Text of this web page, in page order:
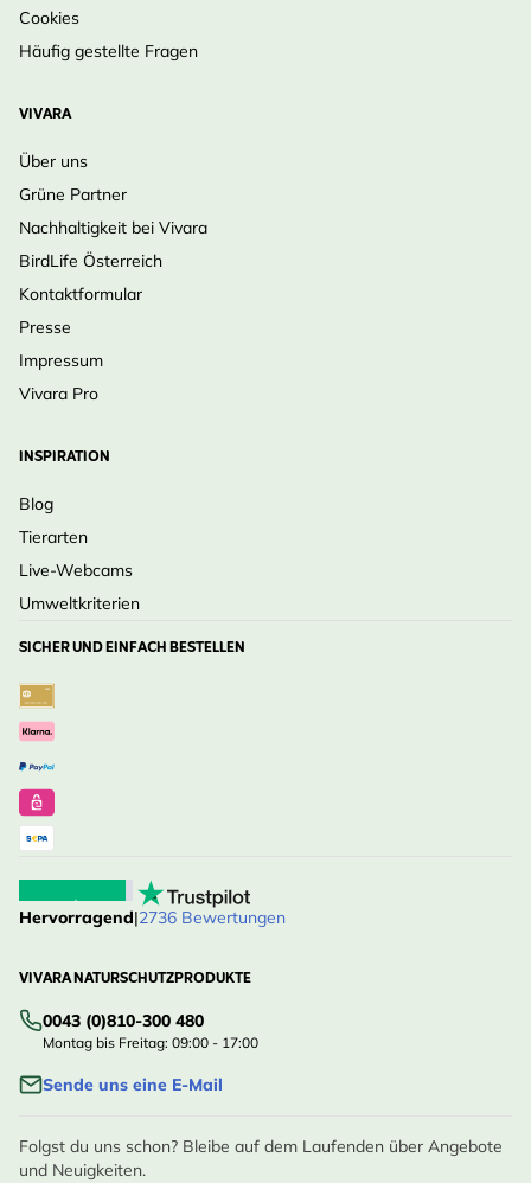
Cookies
Häufig gestellte Fragen
VIVARA
Über uns
Grüne Partner
Nachhaltigkeit bei Vivara
BirdLife Österreich
Kontaktformular
Presse
Impressum
Vivara Pro
INSPIRATION
Blog
Tierarten
Live-Webcams
Umweltkriterien
SICHER UND EINFACH BESTELLEN
Hervorragend|2736 Bewertungen
VIVARA NATURSCHUTZPRODUKTE
0043 (0)810-300 480
Montag bis Freitag: 09:00 - 17:00
Sende uns eine E-Mail
Folgst du uns schon? Bleibe auf dem Laufenden über Angebote
und Neuigkeiten.